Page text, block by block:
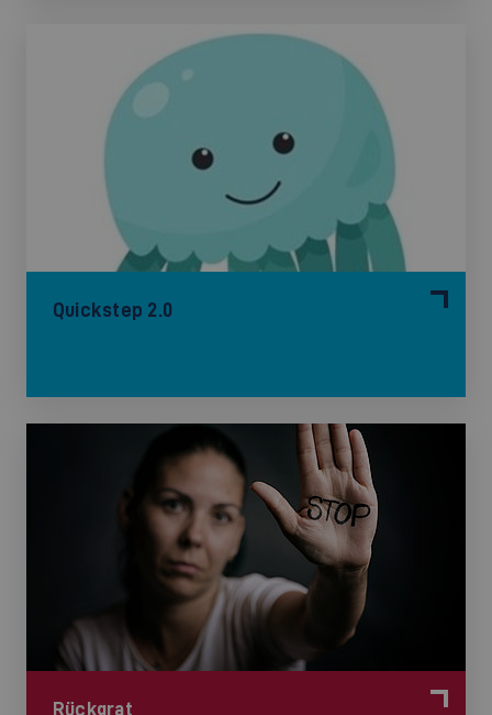
Quickstep 2.0
Rückgrat